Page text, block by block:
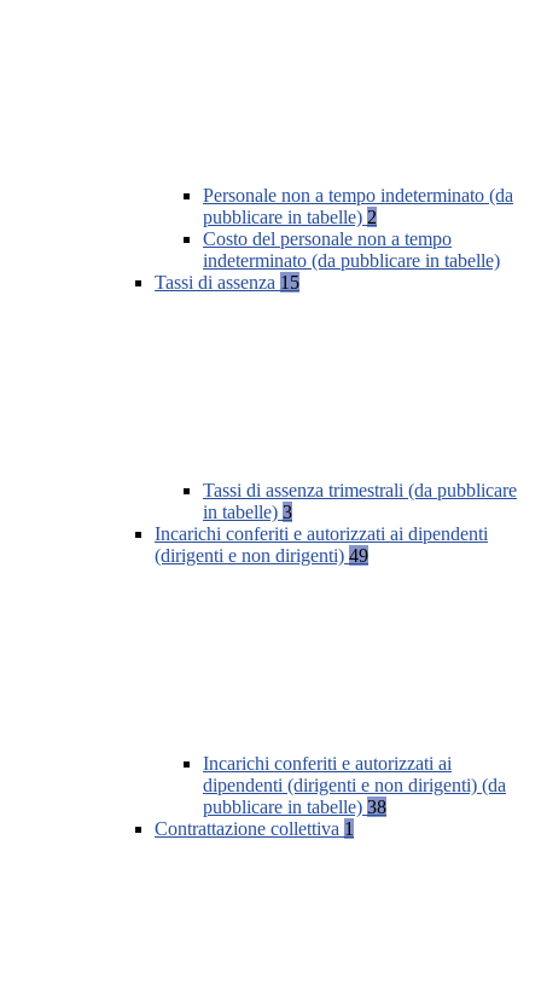
Personale non a tempo indeterminato (da
pubblicare in tabelle) 2
Costo del personale non a tempo
indeterminato (da pubblicare in tabelle)
Tassi di assenza 15
Tassi di assenza trimestrali (da pubblicare
in tabelle) 3
Incarichi conferiti e autorizzati ai dipendenti
(dirigenti e non dirigenti) 49
Incarichi conferiti e autorizzati ai
dipendenti (dirigenti e non dirigenti) (da
pubblicare in tabelle) 38
Contrattazione collettiva 1